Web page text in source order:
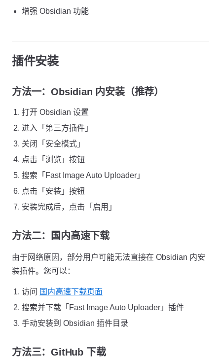
增强 Obsidian 功能
插件安装
方法一：Obsidian 内安装（推荐）
打开 Obsidian 设置
进入「第三方插件」
关闭「安全模式」
点击「浏览」按钮
搜索「Fast Image Auto Uploader」
点击「安装」按钮
安装完成后，点击「启用」
方法二：国内高速下载
由于网络原因，部分用户可能无法直接在 Obsidian 内安
装插件。您可以：
访问 国内高速下载页面
搜索并下载「Fast Image Auto Uploader」插件
手动安装到 Obsidian 插件目录
方法三：GitHub 下载